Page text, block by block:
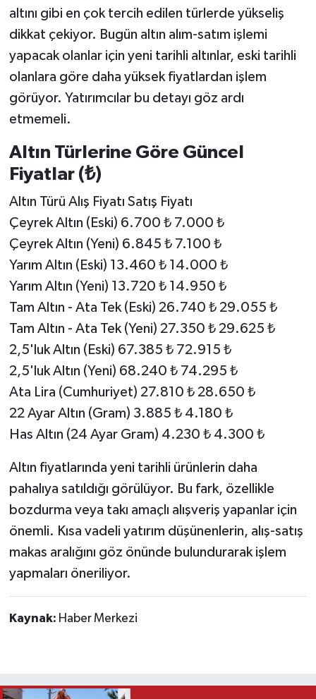
altını gibi en çok tercih edilen türlerde yükseliş
dikkat çekiyor. Bugün altın alım-satım işlemi
yapacak olanlar için yeni tarihli altınlar, eski tarihli
olanlara göre daha yüksek fiyatlardan işlem
görüyor. Yatırımcılar bu detayı göz ardı
etmemeli.
Altın Türlerine Göre Güncel
Fiyatlar (₺)
Altın Türü Alış Fiyatı Satış Fiyatı
Çeyrek Altın (Eski) 6.700 ₺ 7.000 ₺
Çeyrek Altın (Yeni) 6.845 ₺ 7.100 ₺
Yarım Altın (Eski) 13.460 ₺ 14.000 ₺
Yarım Altın (Yeni) 13.720 ₺ 14.950 ₺
Tam Altın - Ata Tek (Eski) 26.740 ₺ 29.055 ₺
Tam Altın - Ata Tek (Yeni) 27.350 ₺ 29.625 ₺
2,5'luk Altın (Eski) 67.385 ₺ 72.915 ₺
2,5'luk Altın (Yeni) 68.240 ₺ 74.295 ₺
Ata Lira (Cumhuriyet) 27.810 ₺ 28.650 ₺
22 Ayar Altın (Gram) 3.885 ₺ 4.180 ₺
Has Altın (24 Ayar Gram) 4.230 ₺ 4.300 ₺
Altın fiyatlarında yeni tarihli ürünlerin daha
pahalıya satıldığı görülüyor. Bu fark, özellikle
bozdurma veya takı amaçlı alışveriş yapanlar için
önemli. Kısa vadeli yatırım düşünenlerin, alış-satış
makas aralığını göz önünde bulundurarak işlem
yapmaları öneriliyor.
Kaynak: Haber Merkezi